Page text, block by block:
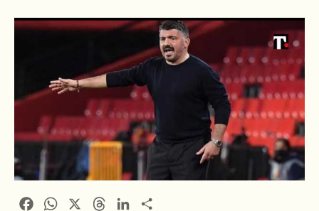
FacebookWhatsApp ThreadsLinkedIn